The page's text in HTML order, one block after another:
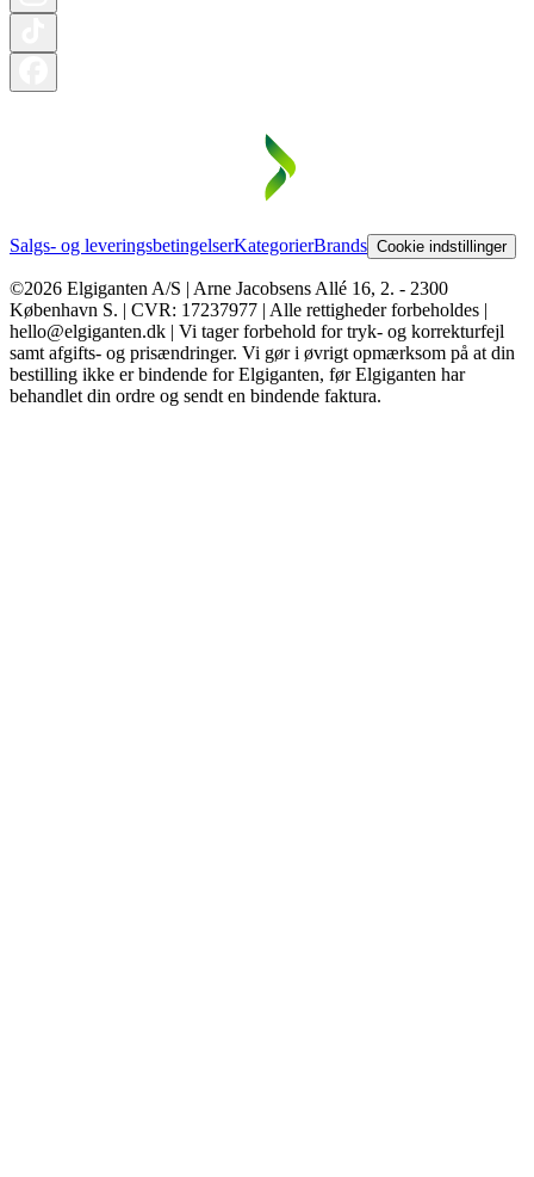
Salgs- og leveringsbetingelserKategorierBrands Cookie indstillinger
©2026 Elgiganten A/S | Arne Jacobsens Allé 16, 2. - 2300
København S. | CVR: 17237977 | Alle rettigheder forbeholdes |
hello@elgiganten.dk | Vi tager forbehold for tryk- og korrekturfejl
samt afgifts- og prisændringer. Vi gør i øvrigt opmærksom på at din
bestilling ikke er bindende for Elgiganten, før Elgiganten har
behandlet din ordre og sendt en bindende faktura.